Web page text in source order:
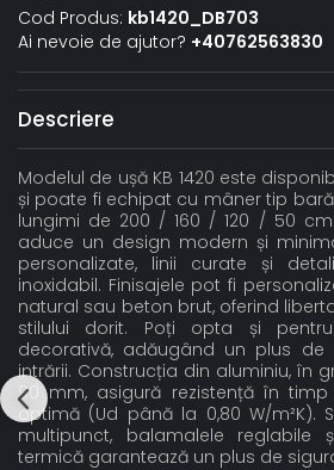
Cod Produs: kb1420_DB703
Ai nevoie de ajutor? +40762563830
Descriere
Modelul de ușă KB 1420 este
și poate fi echipat cu mâner tip
lungimi de 200 / 160 / 120 / 50
aduce un design modern și
personalizate, linii curate și
inoxidabil. Finisajele pot fi
natural sau beton brut, oferind
stilului dorit. Poți opta și
decorativă, adăugând un plus de
intrării. Construcția din aluminiu, în
90 mm, asigură rezistență în
optimă (Ud până la 0,80 W/m²K).
multipunct, balamalele reglabile
termică garantează un plus de